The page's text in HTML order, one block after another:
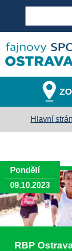
Hlavní
Pondělí
09.10.2023
RBP